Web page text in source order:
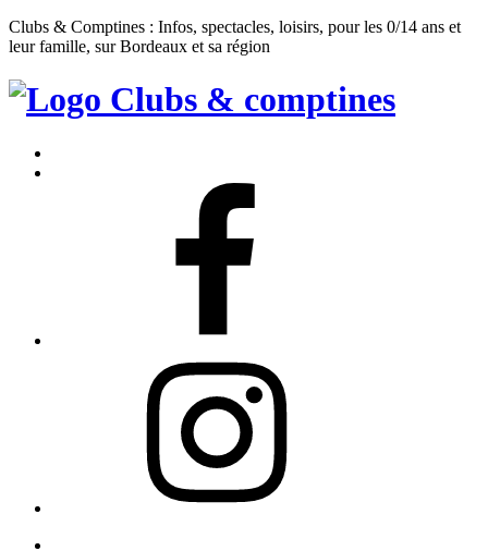
Clubs & Comptines : Infos, spectacles, loisirs, pour les 0/14 ans et
leur famille, sur Bordeaux et sa région
Clubs
Comptines